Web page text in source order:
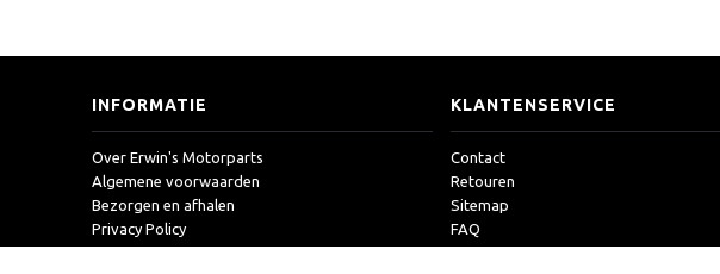
INFORMATIE
Over Erwin's Motorparts
Algemene voorwaarden
Bezorgen en afhalen
Privacy Policy
KLANTENSERVICE
Contact
Retouren
Sitemap
FAQ